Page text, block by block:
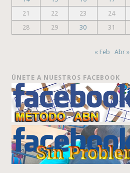
21
22 23 24
28
29 30 31
« Feb Abr »
ÚNETE A NUESTROS FACEBOOK